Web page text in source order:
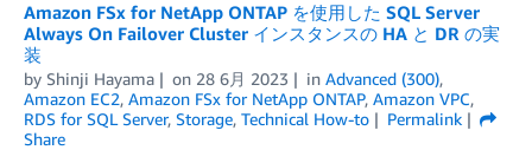
Amazon FSx for NetApp ONTAP を使用した SQL Server
Always On Failover Cluster インスタンスの HA と DR の実
装
by Shinji Hayama on 28 6月 2023 in Advanced (300),
Amazon EC2, Amazon FSx for NetApp ONTAP, Amazon VPC,
RDS for SQL Server, Storage, Technical How-to
Permalink
Share